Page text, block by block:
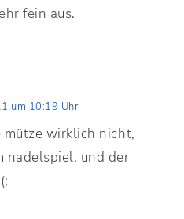
fein aus.
um 10:19 Uhr
wirklich nicht,
nadelspiel. und der